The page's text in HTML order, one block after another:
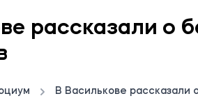
рассказали о
В Василькове рассказали